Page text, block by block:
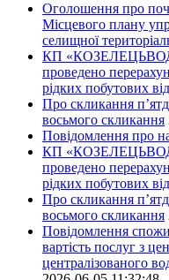
Оголошення про
Місцевого плану
селищної
КП
проведено
рідких побутових
Про скликання
восьмого скликання
Повідомлення про
КП
проведено
рідких побутових
Про скликання
восьмого скликання
Повідомлення
вартість послуг з
централізованого